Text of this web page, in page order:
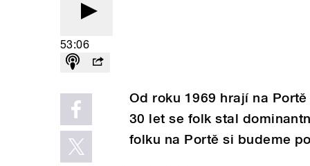
53:06
Od roku 1969 hrají na
30 let se folk stal
folku na Portě si budeme